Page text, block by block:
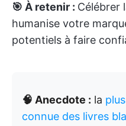
🎯 À retenir : Célébrer
humanise votre
potentiels à faire
🧠 Anecdote : la
connue des livres